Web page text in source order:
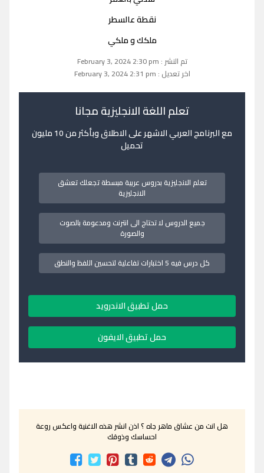
نقطة عالسطر
ملكك و ملكي
تم النشر : February 3, 2024 2:30 pm
اخر تعديل : February 3, 2024 2:31 pm
تعلم اللغة الانجليزية مجانا
مع البرنامج العربي الاشهر على الاطلاق وبأكثر من 10 مليون
تحميل
تعلم الانجليزية بدروس عربية مبسطة تجعلك تعشق
الانجليزية
جميع الدروس لا تحتاج الى انترنت ومدعومة بالصوت
والصورة
كل درس فيه 5 اختبارات تفاعلية لتحسين اللفظ والنطق
حمل تطبيق الاندرويد
حمل تطبيق الايفون
هل انت من عشاق ماهر جاه ؟ اذن انشر هذه الاغنية واعكس روعة
احساسك وذوقك